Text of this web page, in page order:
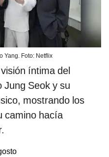
Yang. Foto: Netflix
íntima del
Jung Seok y su
mostrando los
camino hacía